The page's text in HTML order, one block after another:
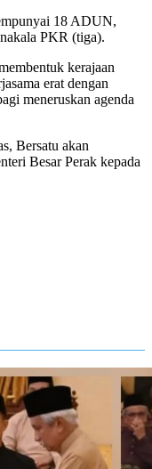
18 ADUN,
PKR (tiga).
kerajaan
erat dengan
meneruskan agenda
Bersatu akan
Besar Perak kepada